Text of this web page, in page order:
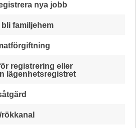
nya jobb
familjehem
registrering eller
lägenhetsregistret